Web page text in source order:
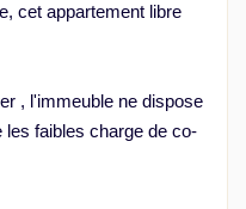
cet appartement libre
, l'immeuble ne dispose
faibles charge de co-